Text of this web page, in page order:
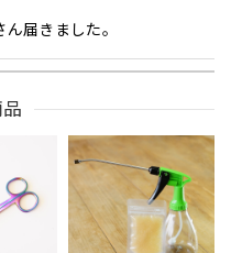
届きました。
タマゴケ [Bartramia pomiformis] 苔テラリウム用人工栽培種 8cm容器パック
れた苔がとても丁寧に梱包
リウムに植えこんだら、次
気に育っています。まだた